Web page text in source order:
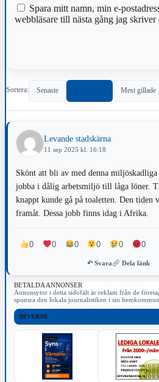
Spara mitt namn, min e-
webbläsare till nästa gång jag skriver
Sortera: Senaste Mest gillade
Levande stadskärna
11 sep 2025 kl. 16:18
Skönt att bli av med denna
jobba i dålig arbetsmiljö till låga löner.
knappt kunde gå på toaletten. Den
framåt. Dessa jobb finns idag i Afrika.
0 0 0 0 0 0
↶ Svara Dela länk
BETALDA ANNONSER
Annonsytor i detta sidofält är reklam från de
sponsra den lokala journalistiken i sin hemkommun.
DIVERSE